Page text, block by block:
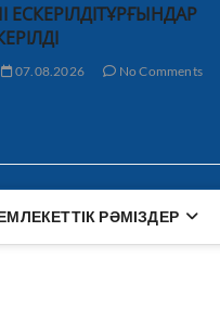
ЕСКЕРІЛДІТҰРҒЫНДАР
07.08.2026 No Comments
РӘМІЗДЕР